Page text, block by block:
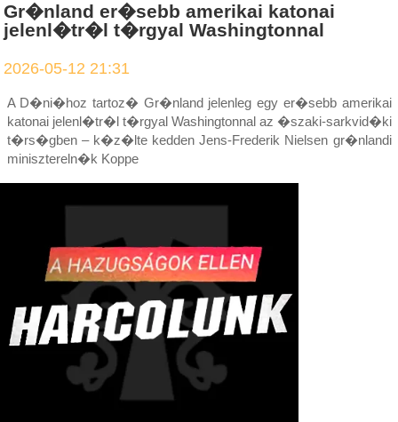
Gr�nland er�sebb amerikai katonai
jelenl�tr�l t�rgyal Washingtonnal
2026-05-12 21:31
A D�ni�hoz tartoz� Gr�nland jelenleg egy er�sebb amerikai
katonai jelenl�tr�l t�rgyal Washingtonnal az �szaki-sarkvid�ki
t�rs�gben – k�z�lte kedden Jens-Frederik Nielsen gr�nlandi
minisztereln�k Koppe